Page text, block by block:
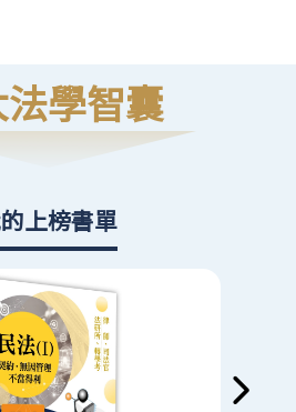
學智囊
上榜書單